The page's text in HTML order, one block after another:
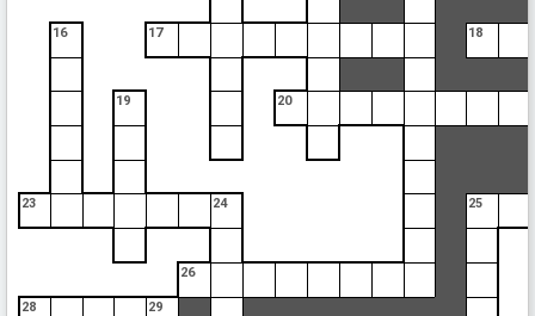
16 17 18
19 20
23 24 25
26
28 29